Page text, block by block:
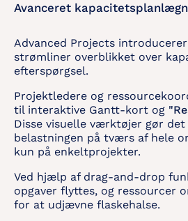
Avanceret
Advanced Projects
strømliner overblikket over
efterspørgsel.
Projektledere og
til interaktive Gantt-kort og
Disse visuelle værktøjer gør
belastningen på tværs af hele
kun på enkeltprojekter.
Ved hjælp af drag-and-drop
opgaver flyttes, og ressourcer
for at udjævne flaskehalse.